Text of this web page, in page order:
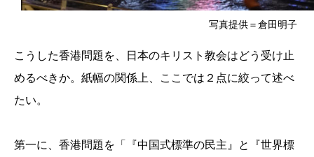
写真提供＝倉田明子
こうした香港問題を、日本のキリスト教会はどう受け止
めるべきか。紙幅の関係上、ここでは２点に絞って述べ
たい。
第一に、香港問題を「『中国式標準の民主』と『世界標